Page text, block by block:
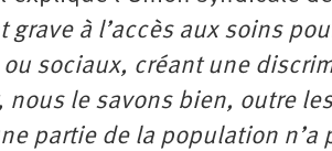
à l’accès aux soins
sociaux, créant une
le savons bien, outre
partie de la population n’a